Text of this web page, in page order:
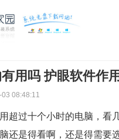
用吗 护眼软件作
03 08:48:11
超过十个小时的电脑，看
还是得看啊，还是得需要